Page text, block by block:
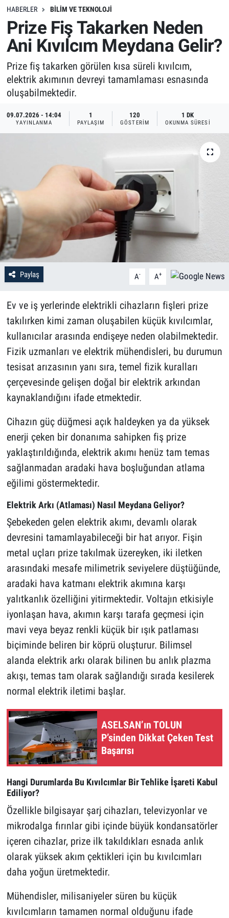
HABERLER BILIM VE TEKNOLOJI
Prize Fiş Takarken Neden
Ani Kıvılcım Meydana Gelir?
Prize fiş takarken görülen kısa süreli kıvılcım,
elektrik akımının devreyi tamamlaması esnasında
oluşabilmektedir.
09.07.2026 - 14:04
YAYINLANMA
1
PAYLAŞIM
120
GÖSTERIM
1 DK
OKUNMA SÜRESI
Paylaş A- A+
Ev ve iş yerlerinde elektrikli cihazların fişleri prize
takılırken kimi zaman oluşabilen küçük kıvılcımlar,
kullanıcılar arasında endişeye neden olabilmektedir.
Fizik uzmanları ve elektrik mühendisleri, bu durumun
tesisat arızasının yanı sıra, temel fizik kuralları
çerçevesinde gelişen doğal bir elektrik arkından
kaynaklandığını ifade etmektedir.
Cihazın güç düğmesi açık haldeyken ya da yüksek
enerji çeken bir donanıma sahipken fiş prize
yaklaştırıldığında, elektrik akımı henüz tam temas
sağlanmadan aradaki hava boşluğundan atlama
eğilimi göstermektedir.
Elektrik Arkı (Atlaması) Nasıl Meydana Geliyor?
Şebekeden gelen elektrik akımı, devamlı olarak
devresini tamamlayabileceği bir hat arıyor. Fişin
metal uçları prize takılmak üzereyken, iki iletken
arasındaki mesafe milimetrik seviyelere düştüğünde,
aradaki hava katmanı elektrik akımına karşı
yalıtkanlık özelliğini yitirmektedir. Voltajın etkisiyle
iyonlaşan hava, akımın karşı tarafa geçmesi için
mavi veya beyaz renkli küçük bir ışık patlaması
biçiminde beliren bir köprü oluşturur. Bilimsel
alanda elektrik arkı olarak bilinen bu anlık plazma
akışı, temas tam olarak sağlandığı sırada kesilerek
normal elektrik iletimi başlar.
ASELSAN’ın TOLUN
P’sinden Dikkat Çeken Test
Başarısı
Hangi Durumlarda Bu Kıvılcımlar Bir Tehlike İşareti Kabul
Ediliyor?
Özellikle bilgisayar şarj cihazları, televizyonlar ve
mikrodalga fırınlar gibi içinde büyük kondansatörler
içeren cihazlar, prize ilk takıldıkları esnada anlık
olarak yüksek akım çektikleri için bu kıvılcımları
daha yoğun üretmektedir.
Mühendisler, milisaniyeler süren bu küçük
kıvılcımların tamamen normal olduğunu ifade